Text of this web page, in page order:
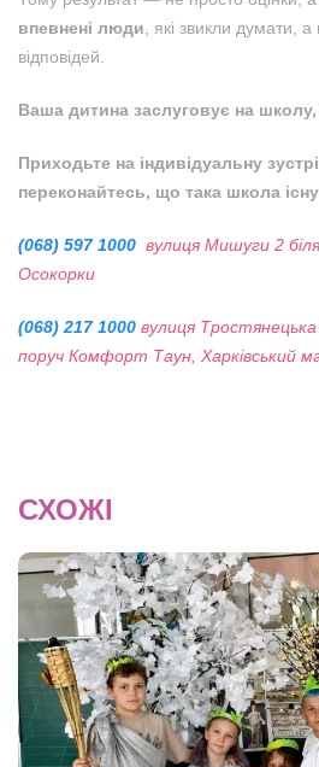
впевнені люди , які звикли думати,
відповідей.
Ваша дитина заслуговує на школу,
Приходьте на індивідуальну
переконайтесь, що така школа
(068) 597 1000 вулиця Мишуги 2
Осокорки
(068) 217 1000 вулиця Тростянецька
поруч Комфорт Таун, Харківський
СХОЖІ